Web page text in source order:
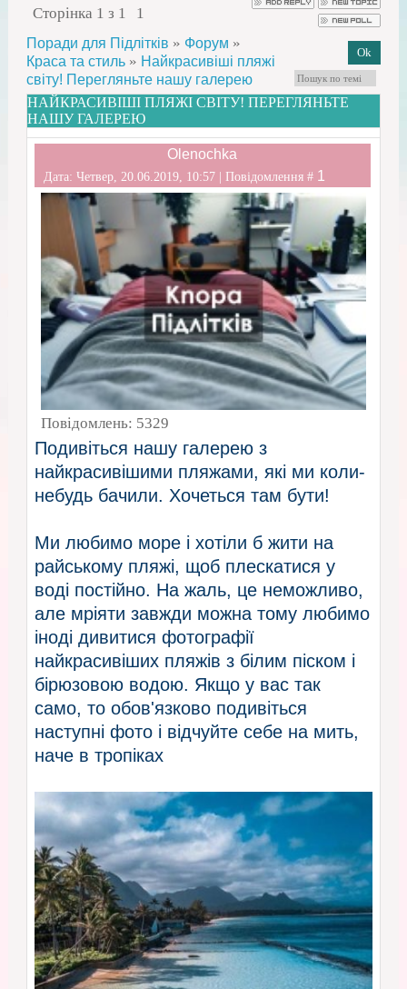
Сторінка 1 з 1 1
Поради для Підлітків » Форум »
Краса та стиль » Найкрасивіші пляжі
світу! Перегляньте нашу галерею
НАЙКРАСИВІШІ ПЛЯЖІ СВІТУ! ПЕРЕГЛЯНЬТЕ
НАШУ ГАЛЕРЕЮ
Olenochka
Дата: Четвер, 20.06.2019, 10:57 | Повідомлення # 1
Повідомлень: 5329
Подивіться нашу галерею з
найкрасивішими пляжами, які ми коли-
небудь бачили. Хочеться там бути!
Ми любимо море і хотіли б жити на
райському пляжі, щоб плескатися у
воді постійно. На жаль, це неможливо,
але мріяти завжди можна тому любимо
іноді дивитися фотографії
найкрасивіших пляжів з білим піском і
бірюзовою водою. Якщо у вас так
само, то обов'язково подивіться
наступні фото і відчуйте себе на мить,
наче в тропіках